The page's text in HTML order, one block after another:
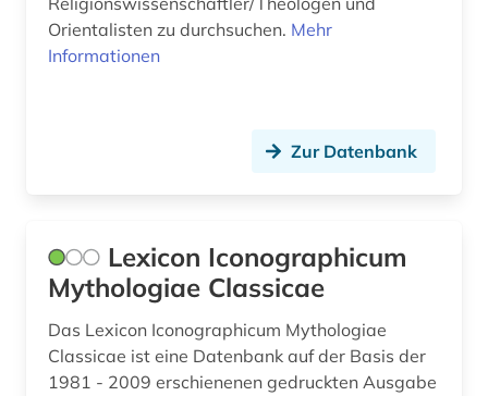
Orientalisten zu durchsuchen. Mehr
Informationen
Zur Datenbank
Lexicon Iconographicum
Mythologiae Classicae
Das Lexicon Iconographicum Mythologiae
Classicae ist eine Datenbank auf der Basis der
1981 - 2009 erschienenen gedruckten Ausgabe